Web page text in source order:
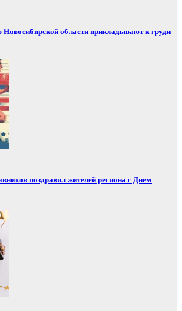
области прикладывают к груди
поздравил жителей региона с Днем